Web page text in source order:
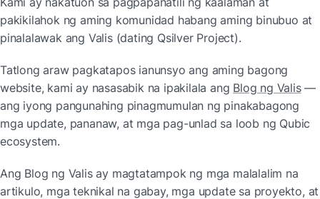
pakikilahok ng aming komunidad habang aming binubuo at
pinalalawak ang Valis (dating Qsilver Project).
Tatlong araw pagkatapos ianunsyo ang aming bagong
website, kami ay nasasabik na ipakilala ang Blog ng Valis —
ang iyong pangunahing pinagmumulan ng pinakabagong
mga update, pananaw, at mga pag-unlad sa loob ng Qubic
ecosystem.
Ang Blog ng Valis ay magtatampok ng mga malalalim na
artikulo, mga teknikal na gabay, mga update sa proyekto, at